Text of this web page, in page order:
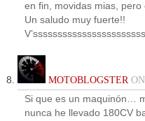
en fin, movidas mias,
Un saludo muy fuerte!!
MOTOBLOGSTERON
Si que es un maquinón…
nunca he llevado 180CV